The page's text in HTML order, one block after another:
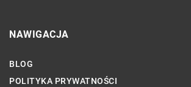
NAWIGACJA
BLOG
POLITYKA PRYWATNOŚCI